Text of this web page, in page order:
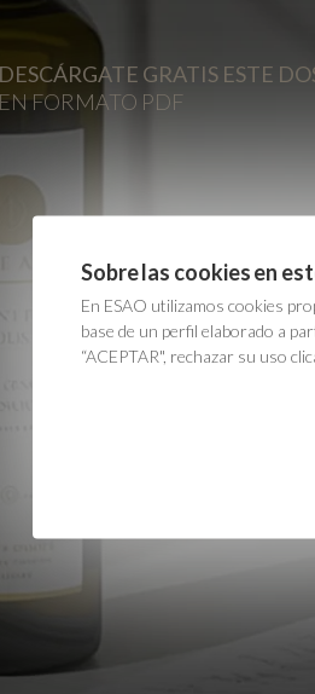
DESCÁRGATE GRATIS ESTE
EN FORMATO PDF
Sobre las cookies en
En ESAO utilizamos cookies
base de un perfil elaborado a
“ACEPTAR", rechazar su uso